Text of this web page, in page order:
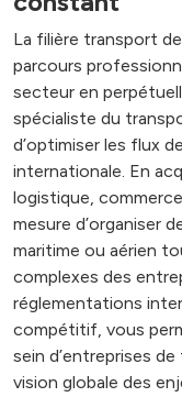
La filière transport
parcours
secteur en
spécialiste du
d’optimiser les flux
internationale. En
logistique,
mesure d’organiser
maritime ou aérien
complexes des
réglementations
compétitif, vous
sein d’entreprises
vision globale des